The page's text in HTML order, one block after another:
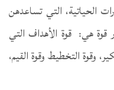
الحياتية، التي تساعدهن
من خلال 6 محاور قوة هي: قوة الأهداف التي
وقوة التخطيط وقوة القيم،